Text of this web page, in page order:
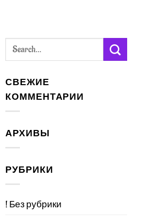
СВЕЖИЕ
КОММЕНТАРИИ
АРХИВЫ
РУБРИКИ
! Без рубрики